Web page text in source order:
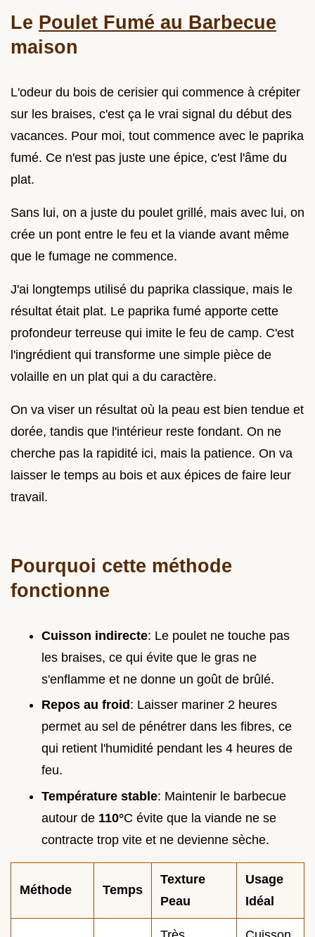
Le Poulet Fumé au Barbecue
maison
L'odeur du bois de cerisier qui commence à crépiter
sur les braises, c'est ça le vrai signal du début des
vacances. Pour moi, tout commence avec le paprika
fumé. Ce n'est pas juste une épice, c'est l'âme du
plat.
Sans lui, on a juste du poulet grillé, mais avec lui, on
crée un pont entre le feu et la viande avant même
que le fumage ne commence.
J'ai longtemps utilisé du paprika classique, mais le
résultat était plat. Le paprika fumé apporte cette
profondeur terreuse qui imite le feu de camp. C'est
l'ingrédient qui transforme une simple pièce de
volaille en un plat qui a du caractère.
On va viser un résultat où la peau est bien tendue et
dorée, tandis que l'intérieur reste fondant. On ne
cherche pas la rapidité ici, mais la patience. On va
laisser le temps au bois et aux épices de faire leur
travail.
Pourquoi cette méthode
fonctionne
Cuisson indirecte: Le poulet ne touche pas
les braises, ce qui évite que le gras ne
s'enflamme et ne donne un goût de brûlé.
Repos au froid : Laisser mariner 2 heures
permet au sel de pénétrer dans les fibres, ce
qui retient l'humidité pendant les 4 heures de
feu.
Température stable: Maintenir le barbecue
autour de 110°C évite que la viande ne se
contracte trop vite et ne devienne sèche.
Méthode Temps
Texture
Peau
Usage
Idéal